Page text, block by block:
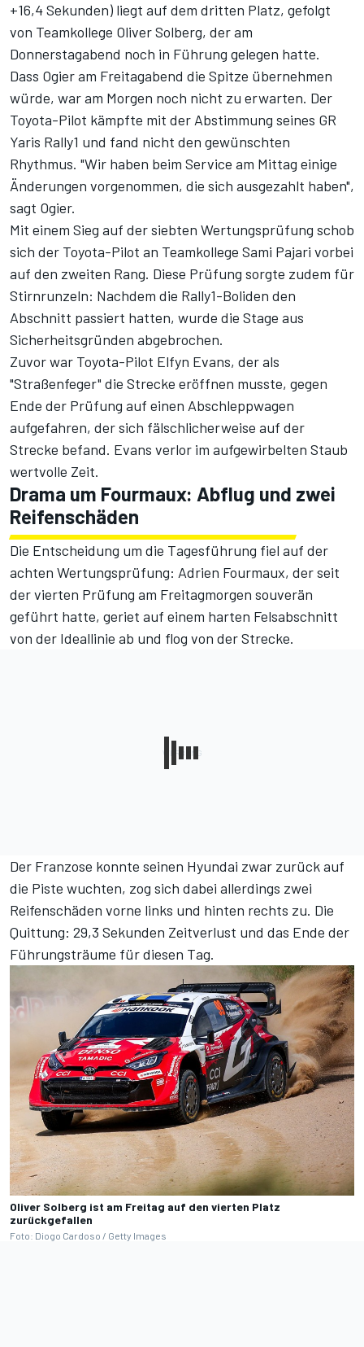
+16,4 Sekunden) liegt auf dem dritten Platz, gefolgt
von Teamkollege Oliver Solberg, der am
Donnerstagabend noch in Führung gelegen hatte.
Dass Ogier am Freitagabend die Spitze übernehmen
würde, war am Morgen noch nicht zu erwarten. Der
Toyota-Pilot kämpfte mit der Abstimmung seines GR
Yaris Rally1 und fand nicht den gewünschten
Rhythmus. "Wir haben beim Service am Mittag einige
Änderungen vorgenommen, die sich ausgezahlt haben",
sagt Ogier.
Mit einem Sieg auf der siebten Wertungsprüfung schob
sich der Toyota-Pilot an Teamkollege Sami Pajari vorbei
auf den zweiten Rang. Diese Prüfung sorgte zudem für
Stirnrunzeln: Nachdem die Rally1-Boliden den
Abschnitt passiert hatten, wurde die Stage aus
Sicherheitsgründen abgebrochen.
Zuvor war Toyota-Pilot Elfyn Evans, der als
"Straßenfeger" die Strecke eröffnen musste, gegen
Ende der Prüfung auf einen Abschleppwagen
aufgefahren, der sich fälschlicherweise auf der
Strecke befand. Evans verlor im aufgewirbelten Staub
wertvolle Zeit.
Drama um Fourmaux: Abflug und zwei
Reifenschäden
Die Entscheidung um die Tagesführung fiel auf der
achten Wertungsprüfung: Adrien Fourmaux, der seit
der vierten Prüfung am Freitagmorgen souverän
geführt hatte, geriet auf einem harten Felsabschnitt
von der Ideallinie ab und flog von der Strecke.
Der Franzose konnte seinen Hyundai zwar zurück auf
die Piste wuchten, zog sich dabei allerdings zwei
Reifenschäden vorne links und hinten rechts zu. Die
Quittung: 29,3 Sekunden Zeitverlust und das Ende der
Führungsträume für diesen Tag.
Oliver Solberg ist am Freitag auf den vierten Platz
zurückgefallen
Foto: Diogo Cardoso / Getty Images